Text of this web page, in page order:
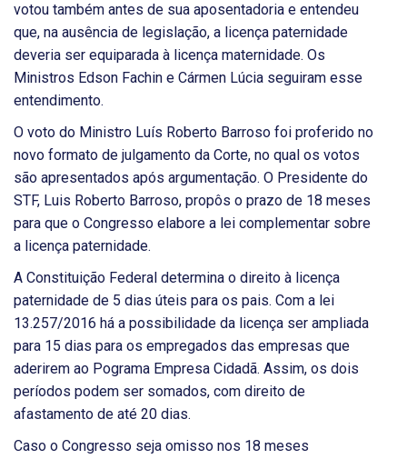
votou também antes de sua aposentadoria e entendeu
que, na ausência de legislação, a licença paternidade
deveria ser equiparada à licença maternidade. Os
Ministros Edson Fachin e Cármen Lúcia seguiram esse
entendimento.
O voto do Ministro Luís Roberto Barroso foi proferido no
novo formato de julgamento da Corte, no qual os votos
são apresentados após argumentação. O Presidente do
STF, Luis Roberto Barroso, propôs o prazo de 18 meses
para que o Congresso elabore a lei complementar sobre
a licença paternidade.
A Constituição Federal determina o direito à licença
paternidade de 5 dias úteis para os pais. Com a lei
13.257/2016 há a possibilidade da licença ser ampliada
para 15 dias para os empregados das empresas que
aderirem ao Pograma Empresa Cidadã. Assim, os dois
períodos podem ser somados, com direito de
afastamento de até 20 dias.
Caso o Congresso seja omisso nos 18 meses